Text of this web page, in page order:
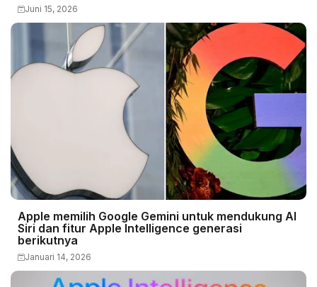
Juni 15, 2026
Apple memilih Google Gemini untuk mendukung AI
Siri dan fitur Apple Intelligence generasi
berikutnya
Januari 14, 2026